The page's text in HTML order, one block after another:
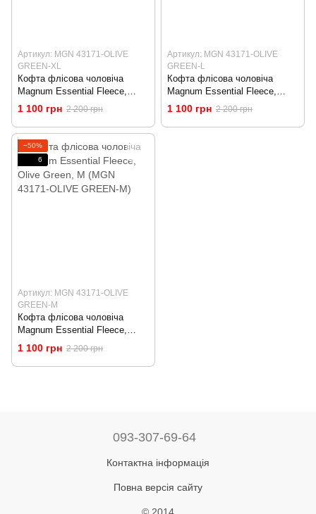
Артикул: MGN 43171-OLIVE
GREEN-XL
Кофта флісова чоловіча
Magnum Essential Fleece,
Olive Green, XL (MGN 43171-
OLIVE GREEN-XL)
1 100 грн 2 200 грн
Артикул: MGN 43171-OLIVE
GREEN-L
Кофта флісова чоловіча
Magnum Essential Fleece,
Olive Green, L (MGN 43171-
OLIVE GREEN-L)
1 100 грн 2 200 грн
−50%
6
Артикул: MGN 43171-OLIVE
GREEN-M
Кофта флісова чоловіча
Magnum Essential Fleece,
Olive Green, M (MGN 43171-
OLIVE GREEN-M)
1 100 грн 2 200 грн
093-307-69-64
Контактна інформація
Повна версія сайту
© 2014